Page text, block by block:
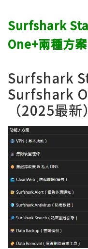
Surfshark
One+兩種方
Surfshark
Surfshark
（2025最新）